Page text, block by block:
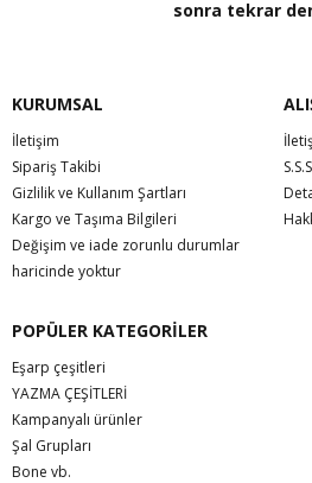
sonra tekrar
KURUMSAL
İletişim
Sipariş Takibi
Gizlilik ve Kullanım Şartları
Kargo ve Taşıma Bilgileri
Değişim ve iade zorunlu durumlar
haricinde yoktur
POPÜLER KATEGORİLER
Eşarp çeşitleri
YAZMA ÇEŞİTLERİ
Kampanyalı ürünler
Şal Grupları
Bone vb.